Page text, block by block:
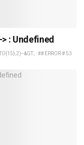
: Undefined
&GT; : ## ERROR # 53